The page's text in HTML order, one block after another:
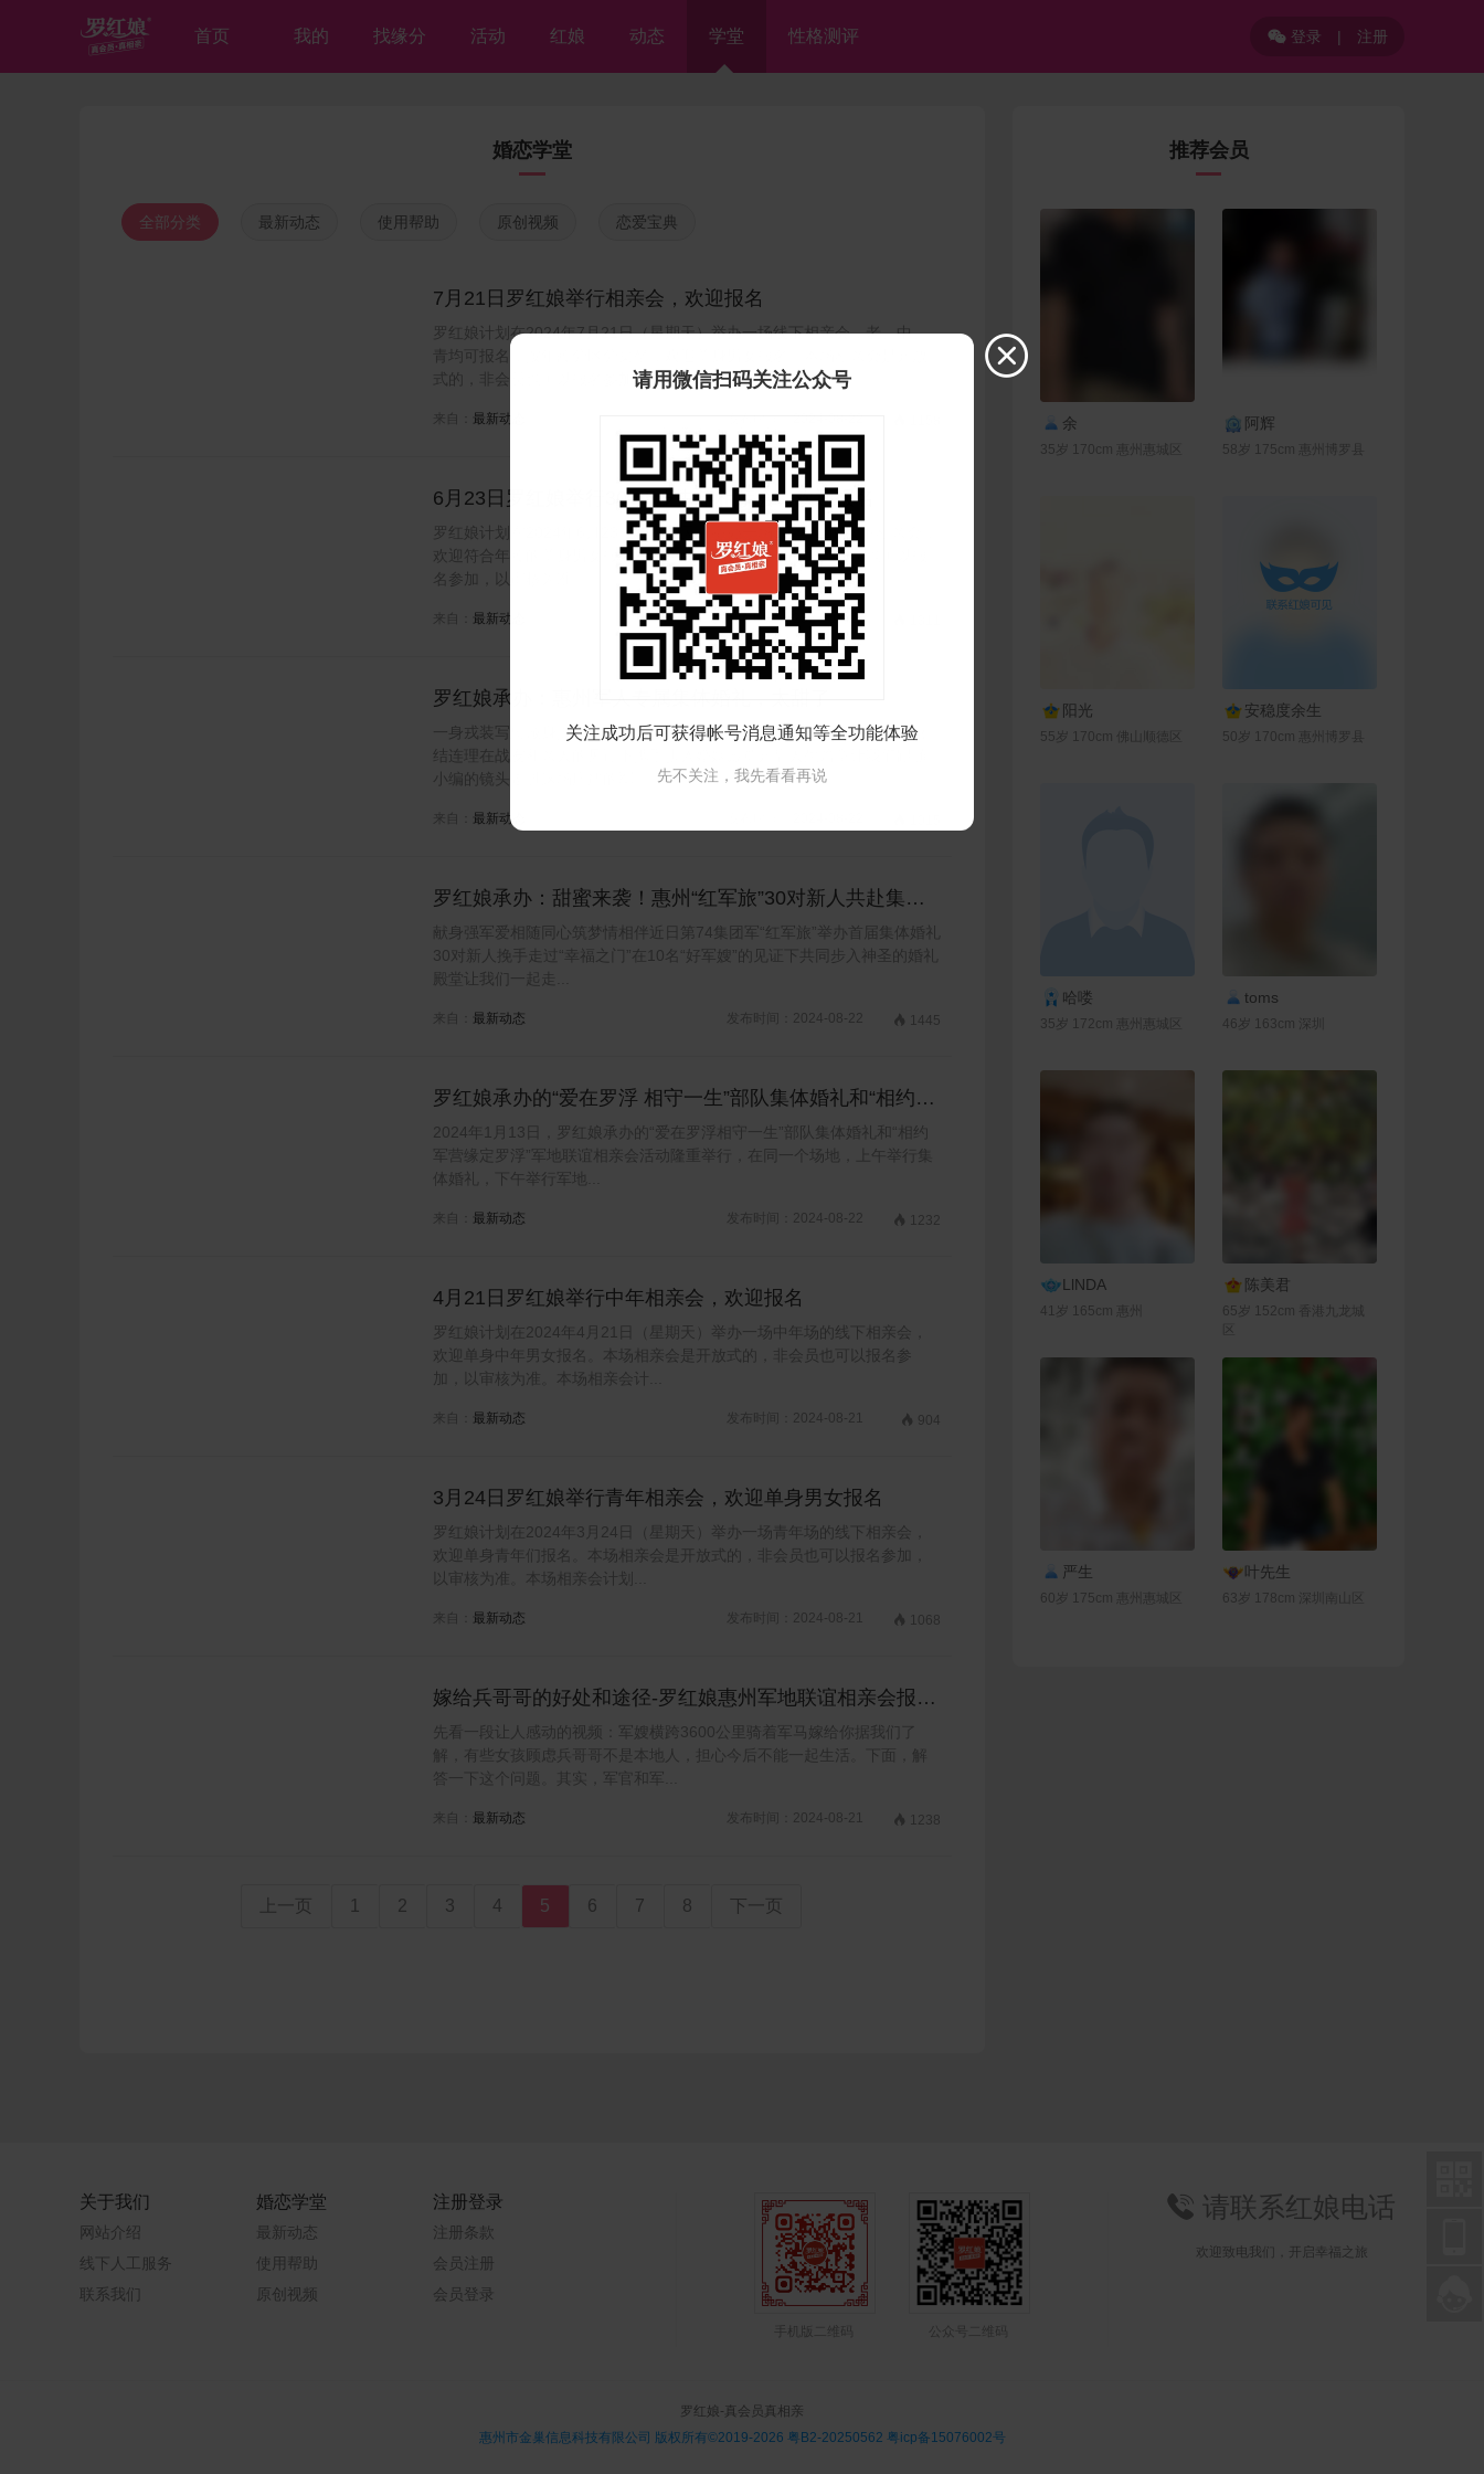
首页 我的 找缘分 活动 红娘 动态 学堂 性格测评 登录 | 注册
婚恋学堂
全部分类 最新动态 使用帮助 原创视频 恋爱宝典
7月21日罗红娘举行相亲会，欢迎报名
罗红娘计划在2024年7月21日（星期天）举办一场线下相亲会，老、中、
青均可报名，按年龄分区分桌坐，欢迎单身男女报名。本场相亲会是开放
式的，非会员也可以报名参加...
来自： 最新动态
6月23日罗红娘举行30-45岁中年相亲会，欢迎报名
罗红娘计划在2024年6月23日（星期天）举办一场30-45岁的线下相亲会，
欢迎符合年龄的单身男女报名。本场相亲会是开放式的，非会员也可以报
名参加，以审核为准。...
来自： 最新动态 发布时间：2024-08-22
罗红娘承办：惠州军人专属集体婚礼，太甜了
一身戎装写忠诚身披婚纱托终生近日第74集团军“红一团”部队30对新人喜
结连理在战友和亲人的见证下携手步入婚姻殿堂开启人生篇章让我们跟随
小编的镜头走进这场庄严的军...
来自： 最新动态
罗红娘承办：甜蜜来袭！惠州“红军旅”30对新人共赴集体
婚礼
献身强军爱相随同心筑梦情相伴近日第74集团军“红军旅”举办首届集体婚礼
30对新人挽手走过“幸福之门”在10名“好军嫂”的见证下共同步入神圣的婚礼
殿堂让我们一起走...
来自： 最新动态 发布时间：2024-08-22  1445
罗红娘承办的“爱在罗浮 相守一生”部队集体婚礼和“相约军
营 缘定罗浮”军地联谊相亲会活动回顾
2024年1月13日，罗红娘承办的“爱在罗浮相守一生”部队集体婚礼和“相约
军营缘定罗浮”军地联谊相亲会活动隆重举行，在同一个场地，上午举行集
体婚礼，下午举行军地...
来自： 最新动态 发布时间：2024-08-22  1232
4月21日罗红娘举行中年相亲会，欢迎报名
罗红娘计划在2024年4月21日（星期天）举办一场中年场的线下相亲会，
欢迎单身中年男女报名。本场相亲会是开放式的，非会员也可以报名参
加，以审核为准。本场相亲会计...
来自： 最新动态 发布时间：2024-08-21  904
3月24日罗红娘举行青年相亲会，欢迎单身男女报名
罗红娘计划在2024年3月24日（星期天）举办一场青年场的线下相亲会，
欢迎单身青年们报名。本场相亲会是开放式的，非会员也可以报名参加，
以审核为准。本场相亲会计划...
来自： 最新动态 发布时间：2024-08-21  1068
嫁给兵哥哥的好处和途径-罗红娘惠州军地联谊相亲会报名
即将截止
先看一段让人感动的视频：军嫂横跨3600公里骑着军马嫁给你据我们了
解，有些女孩顾虑兵哥哥不是本地人，担心今后不能一起生活。下面，解
答一下这个问题。其实，军官和军...
来自： 最新动态 发布时间：2024-08-21  1238
上一页 1 2 3 4 5 6 7 8 下一页
推荐会员
余
35岁 170cm 惠州惠城区
阿辉
58岁 175cm 惠州博罗县
阳光
55岁 170cm 佛山顺德区
联系Ta
安稳度余生
50岁 170cm 惠州博罗县
哈喽
35岁 172cm 惠州惠城区
联系Ta
toms
46岁 163cm 深圳
联系Ta
LlNDA
41岁 165cm 惠州
联系Ta
陈美君
65岁 152cm 香港九龙城
区
严生
60岁 175cm 惠州惠城区
联系Ta
叶先生
63岁 178cm 深圳南山区
关于我们
网站介绍
线下人工服务
联系我们
婚恋学堂
最新动态
使用帮助
原创视频
注册登录
注册条款
会员注册
会员登录
手机版二维码 公众号二维码
 请联系红娘电话
欢迎致电我们，开启幸福之旅
罗红娘-真会员真相亲
惠州市金巢信息科技有限公司 版权所有©2019-2026 粤B2-20250562 粤icp备15076002号

请用微信扫码关注公众号
关注成功后可获得帐号消息通知等全功能体验
先不关注，我先看看再说